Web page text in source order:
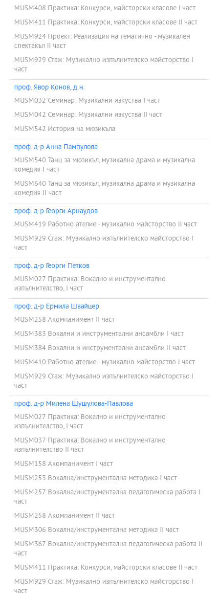
MUSM408 Практика: Конкурси, майсторски класове I част
MUSM411 Практика: Конкурси, майсторски класове II част
MUSM924 Проект: Реализация на тематично - музикален
спектакъл II част
MUSM929 Стаж: Музикално изпълнителско майсторство I
част
проф. Явор Конов, д.н.
MUSM032 Семинар: Музикални изкуства I част
MUSM042 Семинар: Музикални изкуства II част
MUSM542 История на мюзикъла
проф. д-р Анна Пампулова
MUSM540 Танц за мюзикъл, музикална драма и музикална
комедия І част
MUSM640 Танц за мюзикъл, музикална драма и музикална
комедия ІІ част
проф. д-р Георги Арнаудов
MUSM419 Работно ателие - музикално майсторство II част
MUSM929 Стаж: Музикално изпълнителско майсторство I
част
проф. д-р Георги Петков
MUSM027 Практика: Вокално и инструментално
изпълнителство, I част
проф. д-р Ермила Швайцер
MUSM258 Акомпанимент ІІ част
MUSM383 Вокални и инструментални ансамбли I част
MUSM384 Вокални и инструментални ансамбли II част
MUSM410 Работно ателие - музикално майсторство I част
MUSM929 Стаж: Музикално изпълнителско майсторство I
част
проф. д-р Милена Шушулова-Павлова
MUSM027 Практика: Вокално и инструментално
изпълнителство, I част
MUSM037 Практика: Вокално и инструментално
изпълнителство II част
MUSM158 Акомпанимент І част
MUSM253 Вокална/инструментална методика I част
MUSM257 Вокална/инструментална педагогическа работа I
част
MUSM258 Акомпанимент ІІ част
MUSM306 Вокална/инструментална методика II част
MUSM367 Вокална/инструментална педагогическа работа II
част
MUSM411 Практика: Конкурси, майсторски класове II част
MUSM929 Стаж: Музикално изпълнителско майсторство I
част